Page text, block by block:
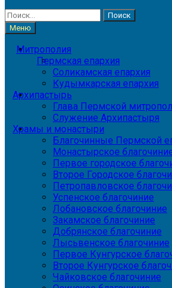
Найти:
Меню
Митрополия
Пермская епархия
Соликамская епархия
Кудымкарская епархия
Архипастырь
Глава Пермской
Служение Архипастыря
Храмы и монастыри
Благочинные Пермской
Монастырское
Первое городское
Второе Городское
Петропавловское
Успенское благочиние
Лобановское благочиние
Закамское благочиние
Добрянское благочиние
Лысьвенское благочиние
Первое Кунгурское
Второе Кунгурское
Чайковское благочиние